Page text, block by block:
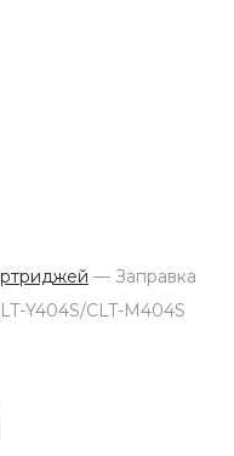
— Заправка
Y404S/CLT-M404S